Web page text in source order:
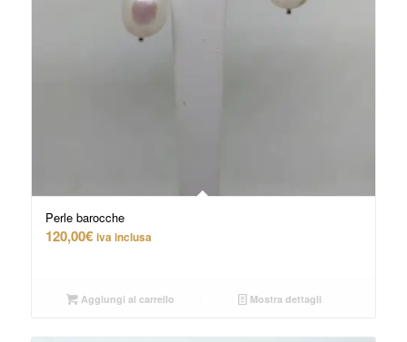
Perle barocche
120,00€ iva inclusa
Aggiungi al carrello Mostra dettagli